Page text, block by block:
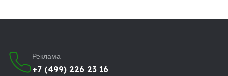
Реклама
+7 (499) 226 23 16